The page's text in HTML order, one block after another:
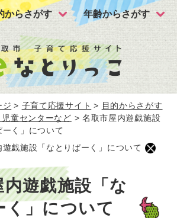
からさがす 年齢からさがす
ジ > 子育て応援サイト > 目的からさがす
童センターなど > 名取市屋内遊戯施設
ーく」について
遊戯施設「なとりぱーく」について
遊戯施設「な
く」について